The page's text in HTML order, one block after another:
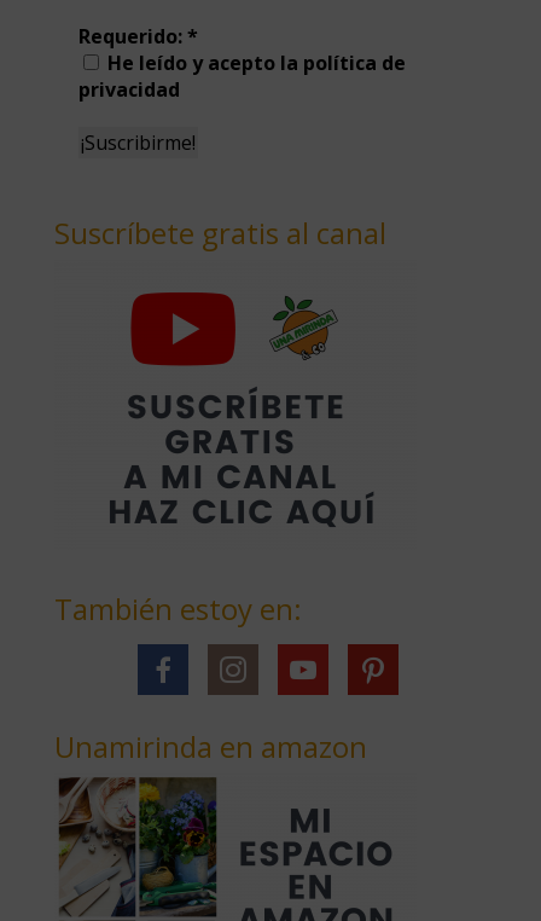
Requerido:*
He leído y acepto la política de
privacidad
Suscríbete gratis al canal
También estoy en:
Unamirinda en amazon